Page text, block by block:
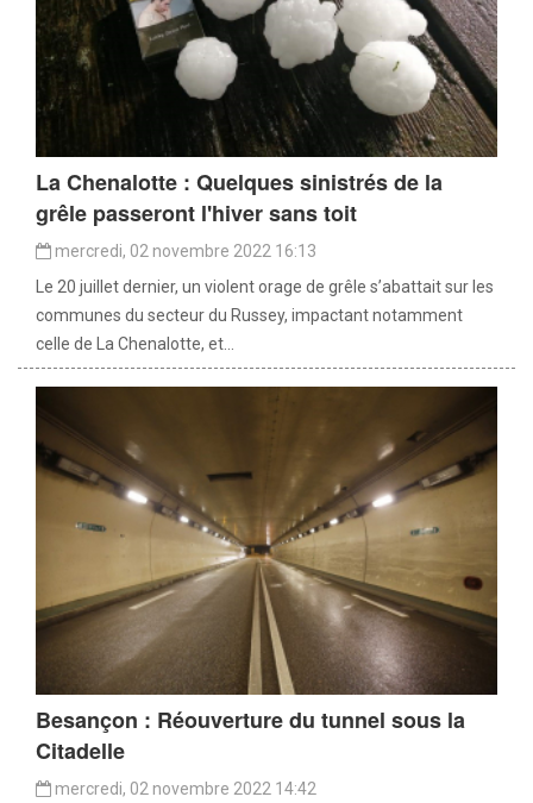
La Chenalotte : Quelques sinistrés de la
grêle passeront l'hiver sans toit
mercredi, 02 novembre 2022 16:13
Le 20 juillet dernier, un violent orage de grêle s’abattait sur les
communes du secteur du Russey, impactant notamment
celle de La Chenalotte, et...
Besançon : Réouverture du tunnel sous la
Citadelle
mercredi, 02 novembre 2022 14:42